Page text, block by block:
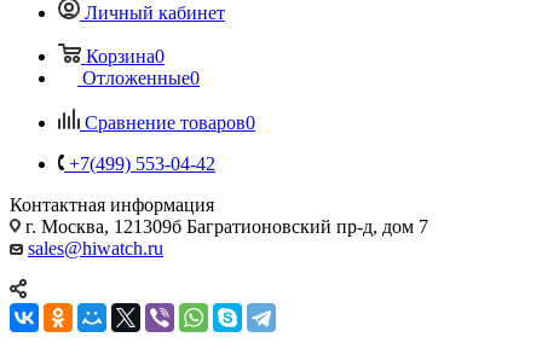
Личный кабинет
Корзина0
Отложенные0
Сравнение товаров0
+7(499) 553-04-42
Контактная информация
г. Москва, 121309б Багратионовский пр-д, дом 7
sales@hiwatch.ru